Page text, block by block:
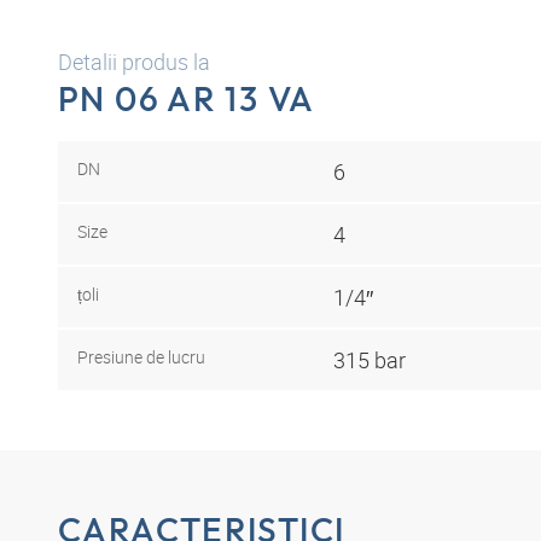
Detalii produs la
PN 06 AR 13 VA
DN 6
Size 4
țoli 1/4″
Presiune de lucru 315 bar
CARACTERISTICI